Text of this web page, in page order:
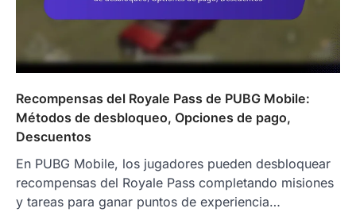
Recompensas del Royale Pass de PUBG Mobile:
Métodos de desbloqueo, Opciones de pago,
Descuentos
En PUBG Mobile, los jugadores pueden desbloquear
recompensas del Royale Pass completando misiones
y tareas para ganar puntos de experiencia…